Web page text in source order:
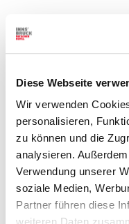
Diese Webseite
Wir verwenden
personalisieren,
zu können und die
analysieren.
Verwendung unserer
soziale Medien,
Partner führen diese